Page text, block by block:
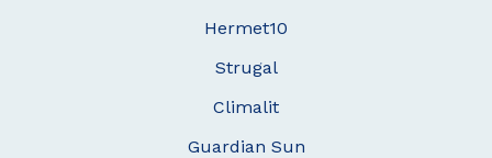
Hermet10
Strugal
Climalit
Guardian Sun